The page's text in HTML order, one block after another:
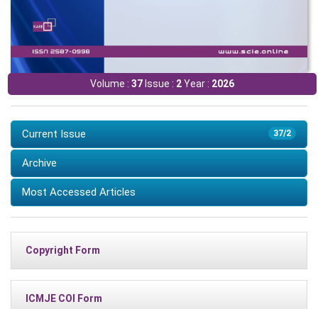
Volume : 37Issue : 2Year : 2026
37/2
Current Issue
Archive
Most Accessed Articles
Copyright Form
ICMJE COI Form